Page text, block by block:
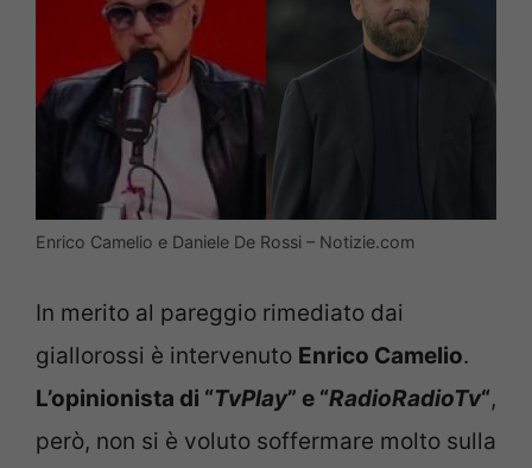
Enrico Camelio e Daniele De Rossi – Notizie.com
In merito al pareggio rimediato dai
giallorossi è intervenuto Enrico Camelio.
L’opinionista di “TvPlay” e “RadioRadioTv“,
però, non si è voluto soffermare molto sulla